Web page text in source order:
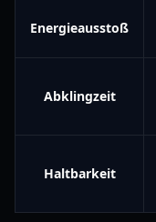
Energieausstoß
Abklingzeit
Haltbarkeit